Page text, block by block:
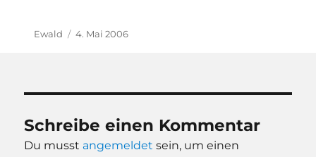
Autor
Ewald
Veröffentlicht
4. Mai 2006
Schreibe einen Kommentar
Du musst angemeldet sein, um einen